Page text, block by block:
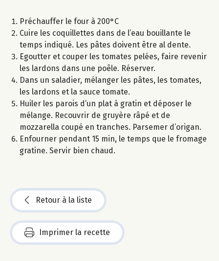
Préchauffer le four à 200°C
Cuire les coquillettes dans de l’eau bouillante le
temps indiqué. Les pâtes doivent être al dente.
Egoutter et couper les tomates pelées, faire revenir
les lardons dans une poêle. Réserver.
Dans un saladier, mélanger les pâtes, les tomates,
les lardons et la sauce tomate.
Huiler les parois d’un plat à gratin et déposer le
mélange. Recouvrir de gruyère râpé et de
mozzarella coupé en tranches. Parsemer d’origan.
Enfourner pendant 15 min, le temps que le fromage
gratine. Servir bien chaud.
Retour à la liste
Imprimer la recette